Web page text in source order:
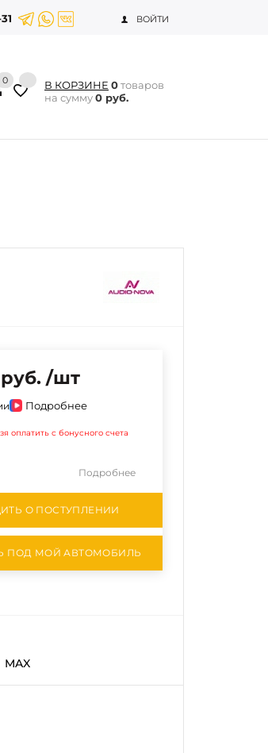
ВОЙТИ
0 В КОРЗИНЕ 0товаров
на сумму0 руб.
/шт
Подробнее
оплатить с бонусного счета
Подробнее
О ПОСТУПЛЕНИИ
ПОД МОЙ АВТОМОБИЛЬ
MAX